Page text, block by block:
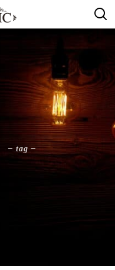
– tag –